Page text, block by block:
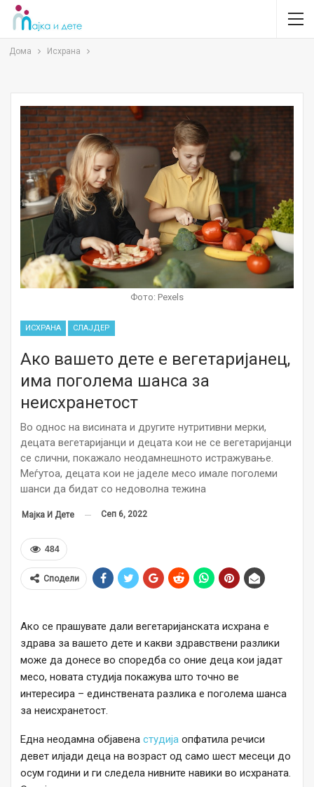
Дома Исхрана
Фото: Pexels
ИСХРАНА СЛАЈДЕР
Ако вашето дете е вегетаријанец,
има поголема шанса за
неисхранетост
Во однос на висината и другите нутритивни мерки,
децата вегетаријанци и децата кои не се вегетаријанци
се слични, покажало неодамнешното истражување.
Меѓутоа, децата кои не јаделе месо имале поголеми
шанси да бидат со недоволна тежина
Мајка И Дете Сеп 6, 2022
484
Сподели
Ако се прашувате дали вегетаријанската исхрана е
здрава за вашето дете и какви здравствени разлики
може да донесе во споредба со оние деца кои јадат
месо, новата студија покажува што точно ве
интересира – единствената разлика е поголема шанса
за неисхранетост.
Една неодамна објавена студија опфатила речиси
девет илјади деца на возраст од само шест месеци до
осум години и ги следела нивните навики во исхраната.